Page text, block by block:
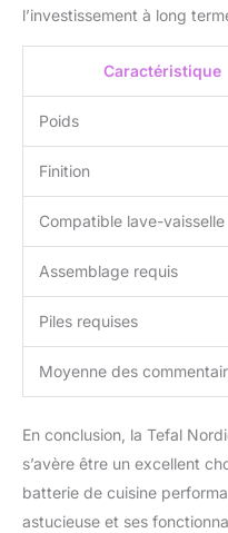
l’investissement à long
Caractéristique
Poids
Finition
Compatible lave-vaisselle
Assemblage requis
Piles requises
Moyenne des
En conclusion, la Tefal
s’avère être un excellent
batterie de cuisine
astucieuse et ses